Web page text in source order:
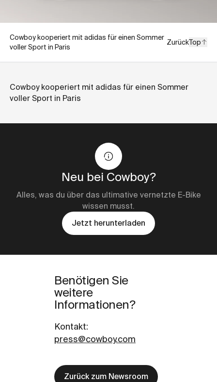
Cowboy kooperiert mit adidas für einen Sommer
voller Sport in Paris
ZurückTop
Cowboy kooperiert mit adidas für einen Sommer
voller Sport in Paris
Neu bei Cowboy?
Alles, was du über das ultimative vernetzte E-Bike
wissen musst.
Jetzt herunterladen
Benötigen Sie
weitere
Informationen?
Kontakt:
press@cowboy.com
Zurück zum Newsroom